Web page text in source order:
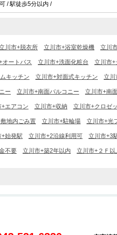
/ 駅徒歩5分以内 /
川市+脱衣所 立川市+浴室乾燥機 立川
オートバス 立川市+洗面化粧台 立川市+
キッチン 立川市+対面式キッチン 立川
ー 立川市+南面バルコニー 立川市+南
エアコン 立川市+収納 立川市+クロゼ
地内ごみ置 立川市+駐輪場 立川市+光
始発駅 立川市+2沿線利用可 立川市+3
不要 立川市+築2年以内 立川市+２Ｆ以